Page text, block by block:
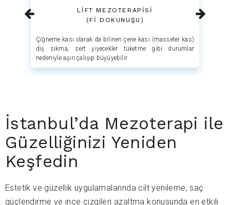
LİFT MEZOTERAPİSİ
(Fİ DOKUNUŞU)
Çiğneme kası olarak da bilinen çene kası (masseter kas)
diş sıkma, sert yiyecekler tüketme gibi durumlar
nedeniyle aşırı çalışıp büyüyebilir.
İstanbul’da Mezoterapi ile
Güzelliğinizi Yeniden
Keşfedin
Estetik ve güzellik uygulamalarında cilt yenileme, saç
güçlendirme ve ince çizgileri azaltma konusunda en etkili